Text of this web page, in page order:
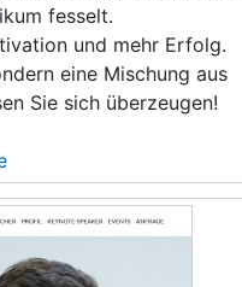
fesselt.
und mehr Erfolg.
eine Mischung aus
Sie sich überzeugen!